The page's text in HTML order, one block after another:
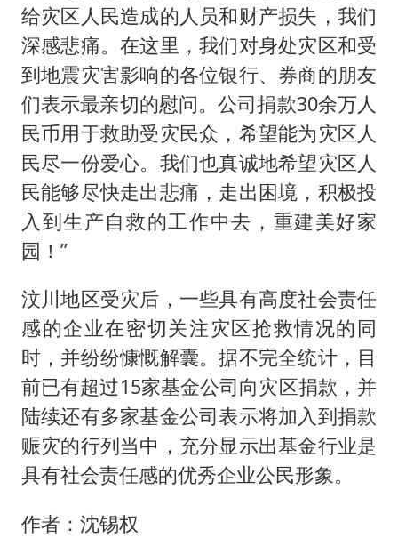
给灾区人民造成的人员和财产损失，我们
深感悲痛。在这里，我们对身处灾区和受
到地震灾害影响的各位银行、券商的朋友
们表示最亲切的慰问。公司捐款30余万人
民币用于救助受灾民众，希望能为灾区人
民尽一份爱心。我们也真诚地希望灾区人
民能够尽快走出悲痛，走出困境，积极投
入到生产自救的工作中去，重建美好家
园！”
汶川地区受灾后，一些具有高度社会责任
感的企业在密切关注灾区抢救情况的同
时，并纷纷慷慨解囊。据不完全统计，目
前已有超过15家基金公司向灾区捐款，并
陆续还有多家基金公司表示将加入到捐款
赈灾的行列当中，充分显示出基金行业是
具有社会责任感的优秀企业公民形象。
作者：沈锡权